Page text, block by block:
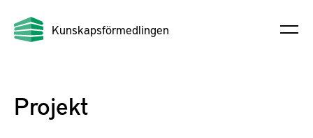
Kunskapsförmedlingen
Projekt